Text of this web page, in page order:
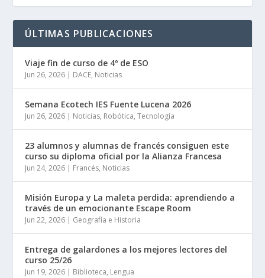
ÚLTIMAS PUBLICACIONES
Viaje fin de curso de 4º de ESO
Jun 26, 2026 | DACE, Noticias
Semana Ecotech IES Fuente Lucena 2026
Jun 26, 2026 | Noticias, Robótica,Tecnología
23 alumnos y alumnas de francés consiguen este
curso su diploma oficial por la Alianza Francesa
Jun 24, 2026 | Francés, Noticias
Misión Europa y La maleta perdida: aprendiendo a
través de un emocionante Escape Room
Jun 22, 2026 | Geografía e Historia
Entrega de galardones a los mejores lectores del
curso 25/26
Jun 19, 2026 | Biblioteca, Lengua